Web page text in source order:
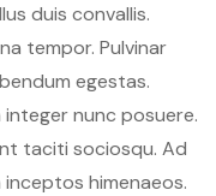
duis convallis.
tempor. Pulvinar
egestas.
integer nunc posuere.
taciti sociosqu. Ad
himenaeos.